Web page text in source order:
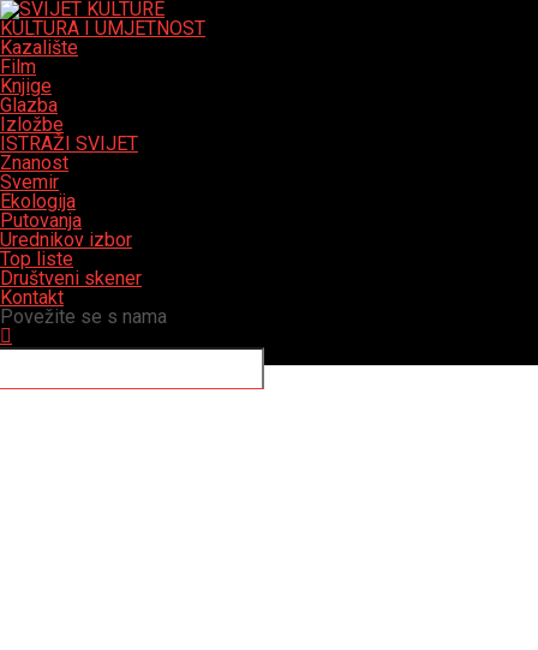
KULTURA I UMJETNOST
Kazalište
Film
Knjige
Glazba
Izložbe
ISTRAŽI SVIJET
Znanost
Svemir
Ekologija
Putovanja
Urednikov izbor
Top liste
Društveni skener
Kontakt
Povežite se s nama